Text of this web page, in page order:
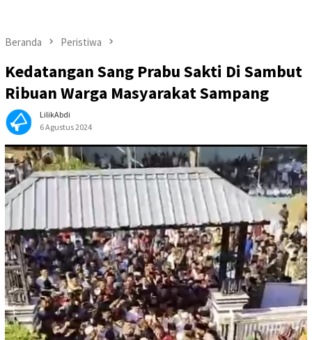
Beranda Peristiwa
Kedatangan Sang Prabu Sakti Di Sambut
Ribuan Warga Masyarakat Sampang
LilikAbdi
6 Agustus 2024